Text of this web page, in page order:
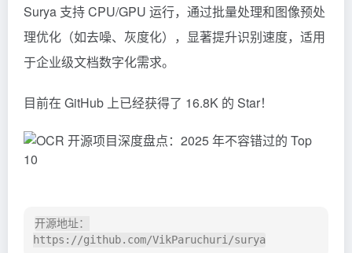
Surya 支持 CPU/GPU 运行，通过批量处理和图像预处
理优化（如去噪、灰度化），显著提升识别速度，适用
于企业级文档数字化需求。
目前在 GitHub 上已经获得了 16.8K 的 Star！